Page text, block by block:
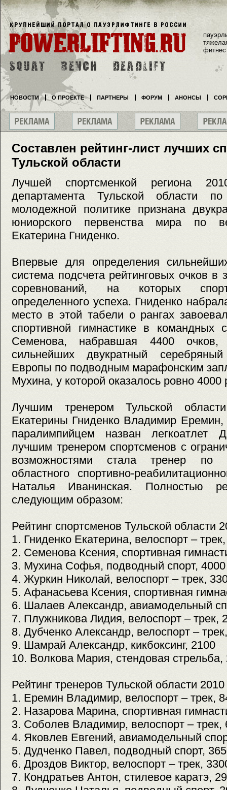
Составлен рейтинг-лист лучших
Тульской области
Лучшей спортсменкой региона
департамента Тульской области
молодежной политике признана
юниорского первенства мира по
Екатерина Гниденко.
Впервые для определения
система подсчета рейтинговых очков в
соревнований, на которых
определенного успеха. Гниденко
место в этой табели о рангах
спортивной гимнастике в командных
Семенова, набравшая 4400
сильнейших двукратный
Европы по подводным марафонским
Мухина, у которой оказалось ровно
Лучшим тренером Тульской
Екатерины Гниденко Владимир
паралимпийцем назван легкоатлет
лучшим тренером спортсменов с
возможностями стала тренер по
областного спортивно-
Наталья Иванинская. Полностью
следующим образом:
Рейтинг спортсменов Тульской области
1. Гниденко Екатерина, велоспорт –
2. Семенова Ксения, спортивная
3. Мухина Софья, подводный спорт, 4000
4. Журкин Николай, велоспорт – трек,
5. Афанасьева Ксения, спортивная
6. Шалаев Александр, авиамодельный
7. Плужникова Лидия, велоспорт – трек,
8. Дубченко Александр, велоспорт –
9. Шамрай Александр, кикбоксинг, 2100
10. Волкова Мария, стендовая стрельба,
Рейтинг тренеров Тульской области 2010
1. Еремин Владимир, велоспорт – трек,
2. Назарова Марина, спортивная
3. Соболев Владимир, велоспорт – трек,
4. Яковлев Евгений, авиамодельный
5. Дудченко Павел, подводный спорт,
6. Дроздов Виктор, велоспорт – трек,
7. Кондратьев Антон, стилевое каратэ,
фитнес
НОВОСТИ О ПРОЕКТЕ ПАРТНЕРЫ ФОРУМ АНОНСЫ